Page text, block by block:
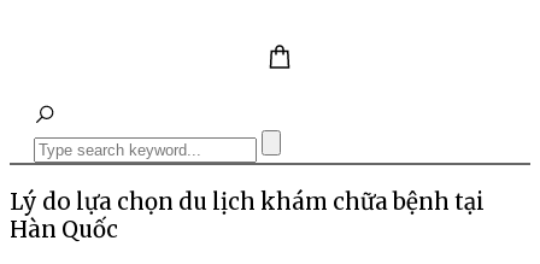
Lý do lựa chọn du lịch khám chữa bệnh tại
Hàn Quốc